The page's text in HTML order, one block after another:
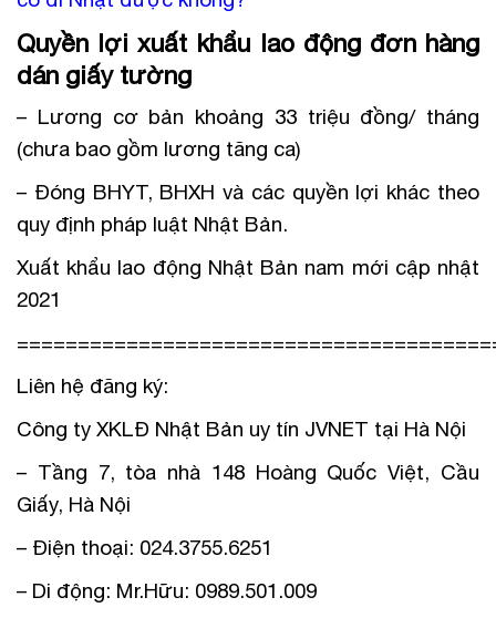
Quyền lợi xuất khẩu lao động đơn hàng
dán giấy tường
– Lương cơ bản khoảng 33 triệu đồng/ tháng
(chưa bao gồm lương tăng ca)
– Đóng BHYT, BHXH và các quyền lợi khác theo
quy định pháp luật Nhật Bản.
Xuất khẩu lao động Nhật Bản nam mới cập nhật
2021
Liên hệ đăng ký:
Công ty XKLĐ Nhật Bản uy tín JVNET tại Hà Nội
– Tầng 7, tòa nhà 148 Hoàng Quốc Việt, Cầu
Giấy, Hà Nội
– Điện thoại: 024.3755.6251
– Di động: Mr.Hữu: 0989.501.009